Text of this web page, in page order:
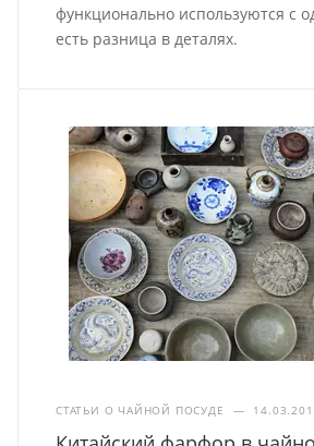
функционально используются с
есть разница в деталях.
СТАТЬИ О ЧАЙНОЙ ПОСУДЕ —